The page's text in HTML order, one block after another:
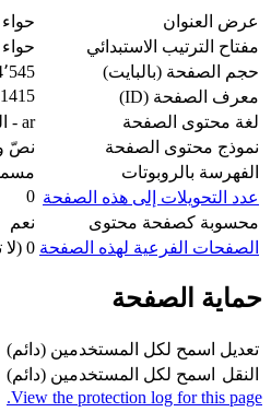
عرض العنوان
مفتاح الترتيب الاستبدائي
حجم الصفحة (بالبايت)
معرف الصفحة (ID)
1415
لغة محتوى الصفحة
ar - العربية
نموذج محتوى الصفحة
نصّ
الفهرسة بالروبوتات
عدد التحويلات إلى هذه الصفحة 0
محسوبة كصفحة محتوى
نعم
الصفحات الفرعية لهذه الصفحة 0 (لا تحويلات؛ 0 من غير التحويلات)
حماية الصفحة
تعديل اسمح لكل المستخدمين (دائم)
النقل
اسمح لكل المستخدمين (دائم)
View the protection log for this page.